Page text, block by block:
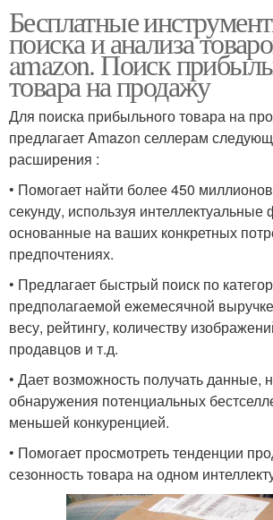
Бесплатные
поиска и анализа
amazon. Поиск
товара на продажу
Для поиска прибыльного товара на
предлагает Amazon селлерам
расширения :
• Помогает найти более 450
секунду, используя интеллектуальные
основанные на ваших конкретных
предпочтениях.
• Предлагает быстрый поиск по
предполагаемой ежемесячной
весу, рейтингу, количеству
продавцов и т.д.
• Дает возможность получать данные,
обнаружения потенциальных
меньшей конкуренцией.
• Помогает просмотреть тенденции
сезонность товара на одном